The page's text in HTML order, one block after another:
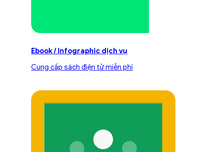
Ebook / Infographic dịch vụ
Cung cấp sách điện tử miễn phí